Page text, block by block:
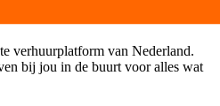
verhuurplatform van Nederland.
bij jou in de buurt voor alles wat